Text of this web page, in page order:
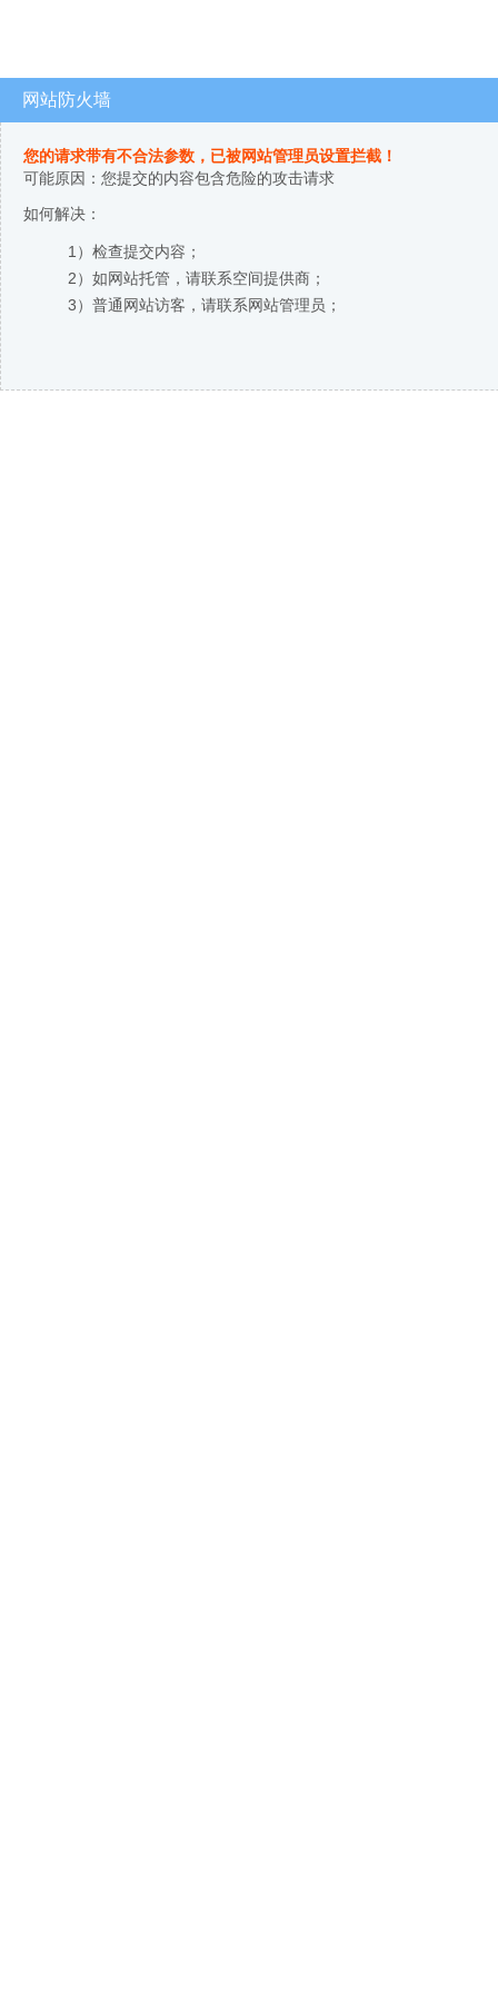
网站防火墙
您的请求带有不合法参数，已被网站管理员设置拦截！
可能原因：您提交的内容包含危险的攻击请求
如何解决：
1）检查提交内容；
2）如网站托管，请联系空间提供商；
3）普通网站访客，请联系网站管理员；